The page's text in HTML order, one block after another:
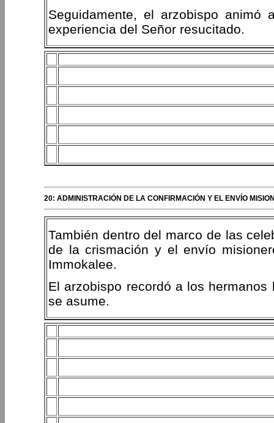
Seguidamente, el arzobispo
experiencia del Señor resucitado.
20: ADMINISTRACIÓN DE LA CONFIRMACIÓN Y EL ENVÍO
También dentro del marco de las
de la crismación y el envío
Immokalee.
El arzobispo recordó a los
se asume.